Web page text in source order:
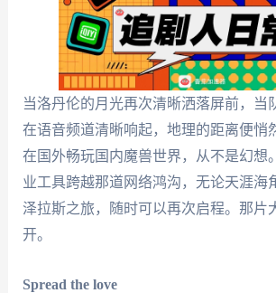
当洛丹伦的月光再次清晰洒落屏前，当
在语音频道清晰响起，地理的距离便悄
在国外畅玩国内魔兽世界，从不是幻想
业工具跨越那道网络鸿沟，无论天涯海
泽拉斯之旅，随时可以再次启程。那片
开。
Spread the love